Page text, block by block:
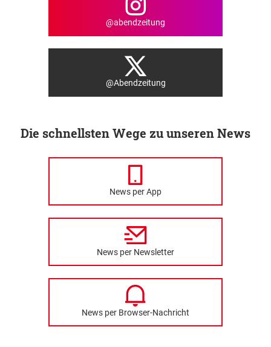
@abendzeitung
@Abendzeitung
Die schnellsten Wege zu unseren News
News per App
News per Newsletter
News per Browser-Nachricht